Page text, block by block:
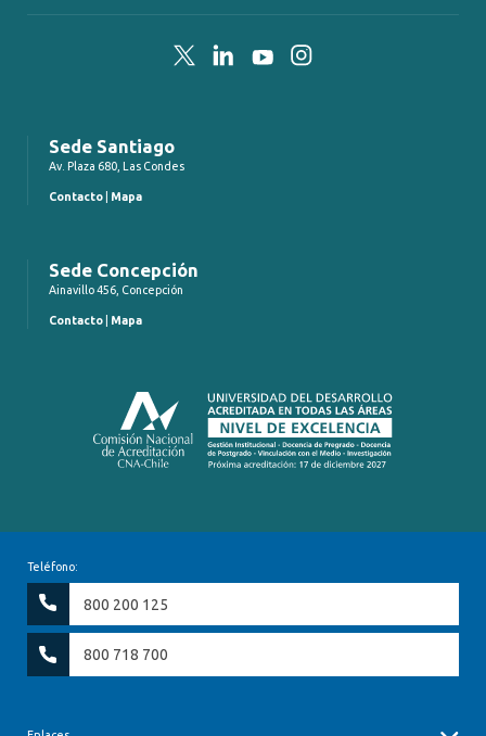
TwitterLinkedInYouTubeInstagram
Sede Santiago
Av. Plaza 680, Las Condes
Contacto Mapa
Sede Concepción
Ainavillo 456, Concepción
Contacto Mapa
Teléfono:
800 200 125
800 718 700